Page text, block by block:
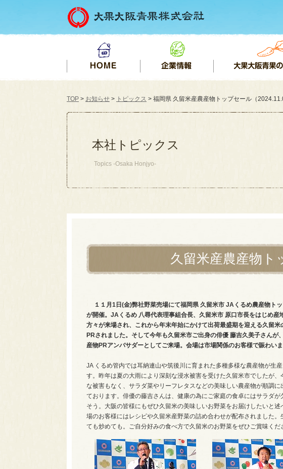
TOP > お知らせ > トピックス > 福岡県 久留米産農産物トップセール（
本社トピックス
Topics -Osaka Honjyo-
久留米産農産物ト
１１月1日(金)弊社野菜売場にて福岡県 久留米市 JAくるめ農産物ト
が開催。 JAくるめ 八尋代表理事組合長、久留米市 原口市長をはじめ産
方々が来場され、これから年末年始にかけて出荷最盛期を迎える久留米
PRされました。そして今年も久留米市ご出身の俳優 藤吉久美子さんが
産物PRアンバサダーとしてご来場。会場は市場関係のお客様で賑わいま
JA くるめ管内では耳納連山や筑後川に育まれた多種多様な農産物が生産
す。昨年は夏の大雨により深刻な浸水被害を受けた久留米市でしたが、
な被害もなく、サラダ菜やリーフレタスなどの美味しい農産物が順調に
ております。俳優の藤吉さんは、健康の為にご家庭の食卓にはサラダが
そう。大阪の皆様にもぜひ久留米の美味しいお野菜をお届けしたいと述
場のお客様にはレシピや久留米産野菜の詰め合わせが配布されました。
ても炒めても。ご自分好みの食べ方で久留米のお野菜をぜひご賞味くだ